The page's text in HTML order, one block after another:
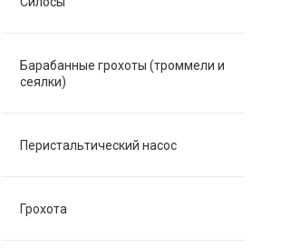
Барабанные грохоты (троммели и
сеялки)
Перистальтический насос
Грохота